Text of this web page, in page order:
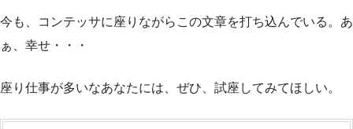
今も、コンテッサに座りながらこの文章を打ち込んでいる。あ
ぁ、幸せ・・・
座り仕事が多いなあなたには、ぜひ、試座してみてほしい。